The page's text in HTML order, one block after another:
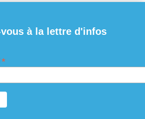
à la lettre d'infos
*